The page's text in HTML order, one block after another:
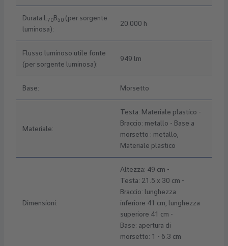
Durata L 70B50 (per sorgente
luminosa):
20.000 h
Flusso luminoso utile fonte
(per sorgente luminosa):
949 lm
Base: Morsetto
Materiale:
Testa: Materiale plastico -
Braccio: metallo - Base a
morsetto : metallo,
Materiale plastico
Dimensioni:
Altezza: 49 cm -
Testa: 21.5 x 30 cm -
Braccio: lunghezza
inferiore 41 cm, lunghezza
superiore 41 cm -
Base: apertura di
morsetto: 1 - 6.3 cm